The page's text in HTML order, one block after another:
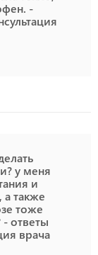
-
у меня
и
также
тоже
- ответы
врача